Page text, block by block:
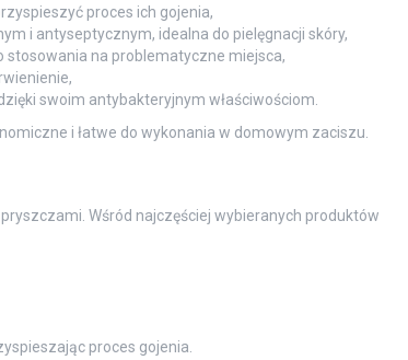
proces ich gojenia,
i antyseptycznym, idealna do pielęgnacji skóry,
na problematyczne miejsca,
swoim antybakteryjnym właściwościom.
i łatwe do wykonania w domowym zaciszu.
Wśród najczęściej wybieranych produktów
proces gojenia.